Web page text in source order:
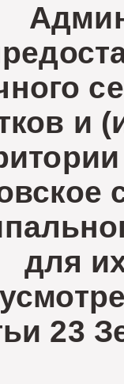
и
для
23